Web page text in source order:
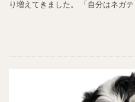
り増えてきました。 「自分はネガテ